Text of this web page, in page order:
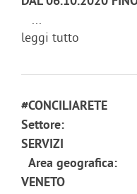
...
leggi tutto
#CONCILIARETE
Settore:
SERVIZI
Area geografica:
VENETO